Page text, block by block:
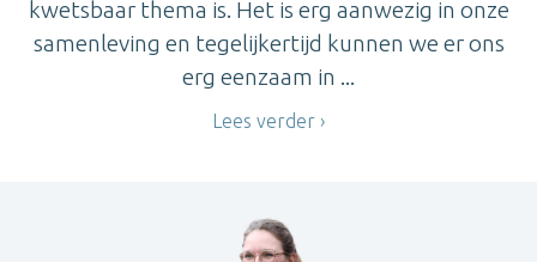
kwetsbaar thema is. Het is erg aanwezig in onze
samenleving en tegelijkertijd kunnen we er ons
erg eenzaam in ...
Lees verder